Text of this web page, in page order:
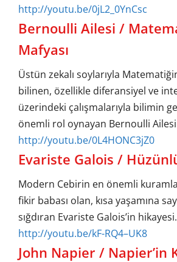
http://youtu.be/0jL2_0YnCsc
Bernoulli Ailesi /
Mafyası
Üstün zekalı soylarıyla
bilinen, özellikle diferansiyel ve
üzerindeki çalışmalarıyla bilimin
önemli rol oynayan Bernoulli
http://youtu.be/0L4HONC3jZ0
Evariste Galois /
Modern Cebirin en önemli
fikir babası olan, kısa yaşamına
sığdıran Evariste Galois’in
http://youtu.be/kF-RQ4–UK8
John Napier / Napier’in